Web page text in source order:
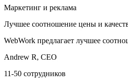
Маркетинг и реклама
Лучшее соотношение цены и
WebWork предлагает лучшее
Andrew R, CEO
11-50 сотрудников